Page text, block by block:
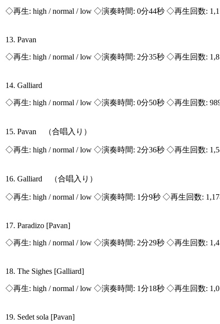
◇再生: high / normal / low ◇演奏時間: 0分44秒 ◇再生回数:
13. Pavan
◇再生: high / normal / low ◇演奏時間: 2分35秒 ◇再生回数:
14. Galliard
◇再生: high / normal / low ◇演奏時間: 0分50秒 ◇再生回数:
15. Pavan （合唱入り）
◇再生: high / normal / low ◇演奏時間: 2分36秒 ◇再生回数:
16. Galliard （合唱入り）
◇再生: high / normal / low ◇演奏時間: 1分9秒 ◇再生回数:
17. Paradizo [Pavan]
◇再生: high / normal / low ◇演奏時間: 2分29秒 ◇再生回数:
18. The Sighes [Galliard]
◇再生: high / normal / low ◇演奏時間: 1分18秒 ◇再生回数:
19. Sedet sola [Pavan]